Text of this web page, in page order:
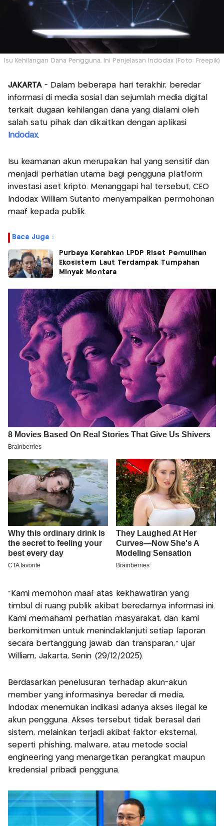
Isu Kehilangan Dana Pengguna, Ini Penjelasan Indodax (Foto: Freepik)
JAKARTA - Dalam beberapa hari terakhir, beredar
informasi di media sosial dan sejumlah media digital
terkait dugaan kehilangan dana yang dialami oleh
salah satu pihak dan dikaitkan dengan aplikasi
Indodax.
Isu keamanan akun merupakan hal yang sensitif dan
menjadi perhatian utama bagi pengguna platform
investasi aset kripto. Menanggapi hal tersebut, CEO
Indodax William Sutanto menyampaikan permohonan
maaf kepada publik.
Baca Juga :
Purbaya Kerahkan LPDP Riset Pemulihan
Ekosistem Laut Terdampak Tumpahan
Minyak Montara
"Kami memohon maaf atas kekhawatiran yang
timbul di ruang publik akibat beredarnya informasi ini.
Kami memahami perhatian masyarakat, dan kami
berkomitmen untuk menindaklanjuti setiap laporan
secara bertanggung jawab dan transparan,” ujar
William, Jakarta, Senin (29/12/2025).
Berdasarkan penelusuran terhadap akun-akun
member yang informasinya beredar di media,
Indodax menemukan indikasi adanya akses ilegal ke
akun pengguna. Akses tersebut tidak berasal dari
sistem, melainkan terjadi akibat faktor eksternal,
seperti phishing, malware, atau metode social
engineering yang menargetkan perangkat maupun
kredensial pribadi pengguna.